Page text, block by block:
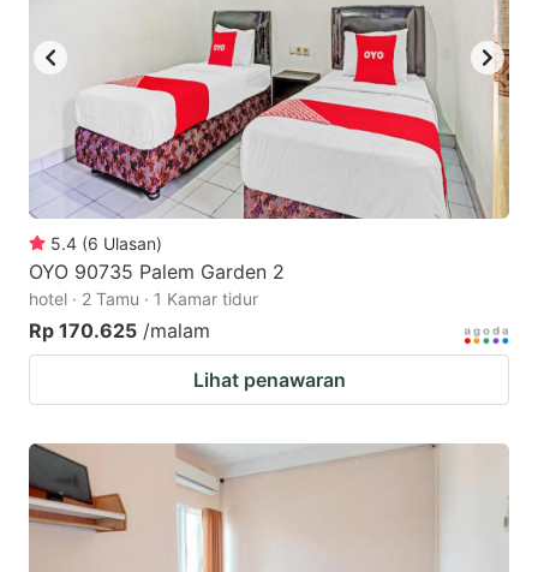
5.4 (6 Ulasan)
OYO 90735 Palem Garden 2
hotel · 2 Tamu · 1 Kamar tidur
Rp 170.625 /malam
Lihat penawaran